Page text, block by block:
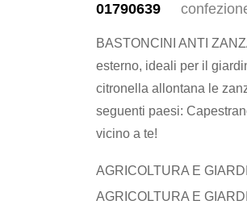
01790639
BASTONCINI ANTI
esterno, ideali per il
citronella allontana le
seguenti paesi:
vicino a te!
AGRICOLTURA E
AGRICOLTURA E